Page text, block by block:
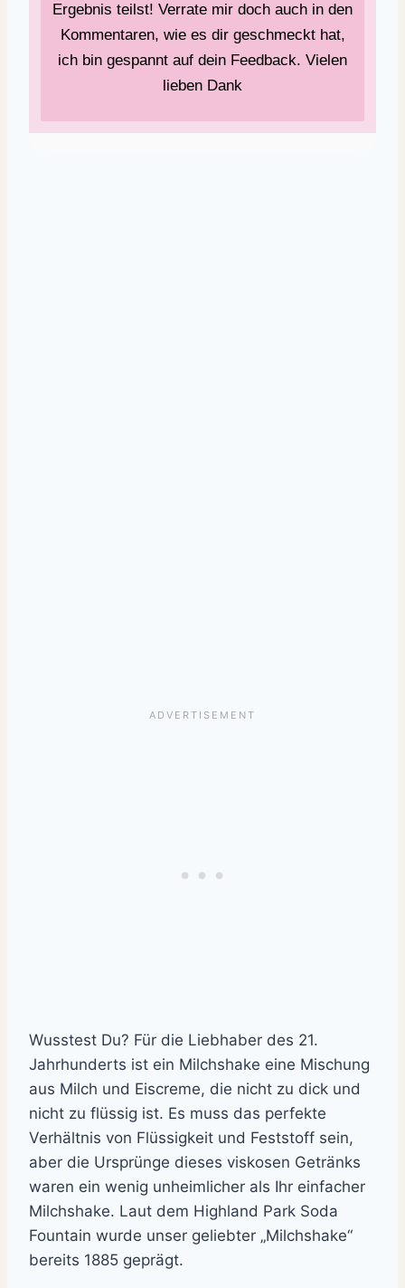
Ergebnis teilst! Verrate mir doch auch in den
Kommentaren, wie es dir geschmeckt hat,
ich bin gespannt auf dein Feedback. Vielen
lieben Dank
Wusstest Du? Für die Liebhaber des 21.
Jahrhunderts ist ein Milchshake eine Mischung
aus Milch und Eiscreme, die nicht zu dick und
nicht zu flüssig ist. Es muss das perfekte
Verhältnis von Flüssigkeit und Feststoff sein,
aber die Ursprünge dieses viskosen Getränks
waren ein wenig unheimlicher als Ihr einfacher
Milchshake. Laut dem Highland Park Soda
Fountain wurde unser geliebter „Milchshake“
bereits 1885 geprägt.